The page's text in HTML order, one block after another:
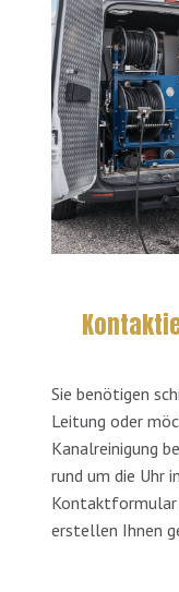
Sie benötigen
Leitung oder
Kanalreinigung
rund um die Uhr
Kontaktformular
erstellen Ihnen